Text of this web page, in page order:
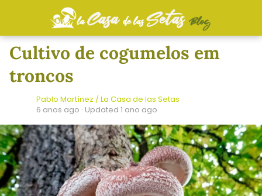
Cultivo de cogumelos em
troncos
Pablo Martínez / La Casa de las Setas
6 anos ago · Updated 1 ano ago